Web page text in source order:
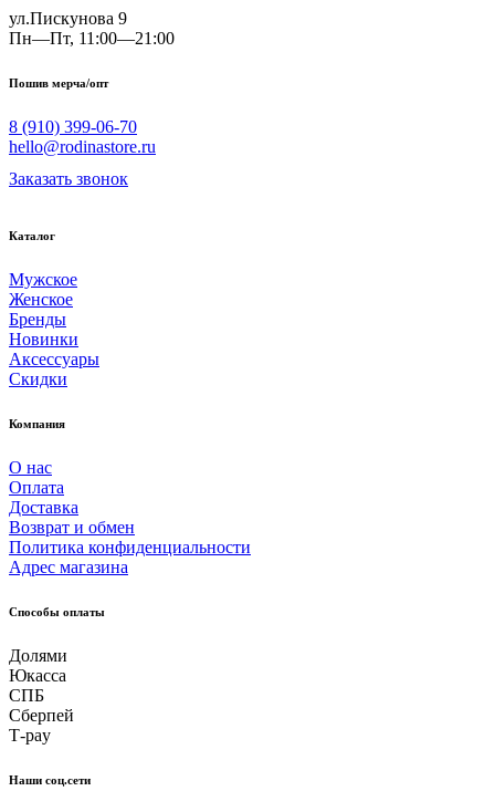
ул.Пискунова 9
Пн—Пт, 11:00—21:00
Пошив мерча/опт
8 (910) 399-06-70
hello@rodinastore.ru
Заказать звонок
Каталог
Мужское
Женское
Бренды
Новинки
Аксессуары
Скидки
Компания
О нас
Оплата
Доставка
Возврат и обмен
Политика конфиденциальности
Адрес магазина
Способы оплаты
Долями
Юкасса
СПБ
Сберпей
Т-pay
Наши соц.сети